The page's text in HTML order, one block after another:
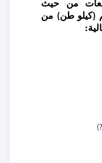
من حيث
(كيلو طن) من